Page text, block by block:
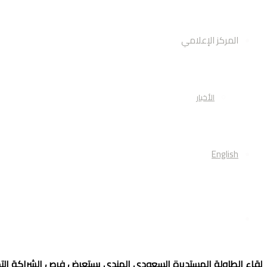
المركز الإعلامي
الأخبار
English